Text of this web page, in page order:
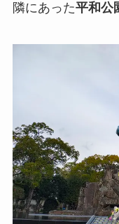
隣にあった平和公